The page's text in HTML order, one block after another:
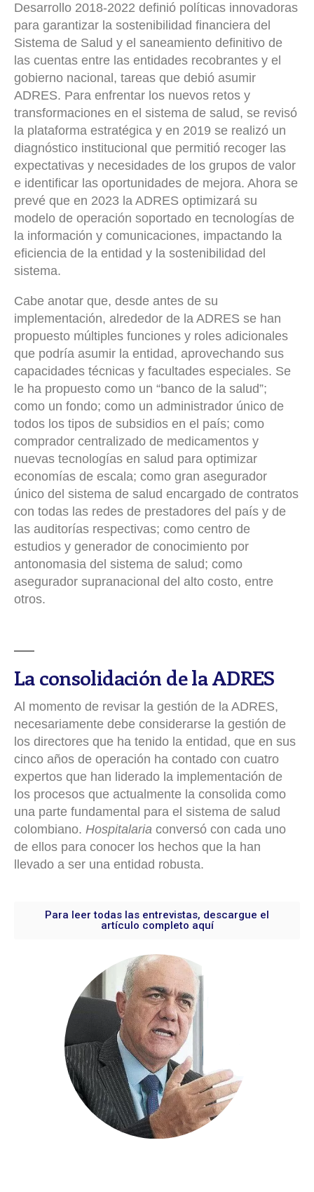
Desarrollo 2018-2022 definió políticas innovadoras
para garantizar la sostenibilidad financiera del
Sistema de Salud y el saneamiento definitivo de
las cuentas entre las entidades recobrantes y el
gobierno nacional, tareas que debió asumir
ADRES. Para enfrentar los nuevos retos y
transformaciones en el sistema de salud, se revisó
la plataforma estratégica y en 2019 se realizó un
diagnóstico institucional que permitió recoger las
expectativas y necesidades de los grupos de valor
e identificar las oportunidades de mejora. Ahora se
prevé que en 2023 la ADRES optimizará su
modelo de operación soportado en tecnologías de
la información y comunicaciones, impactando la
eficiencia de la entidad y la sostenibilidad del
sistema.
Cabe anotar que, desde antes de su
implementación, alrededor de la ADRES se han
propuesto múltiples funciones y roles adicionales
que podría asumir la entidad, aprovechando sus
capacidades técnicas y facultades especiales. Se
le ha propuesto como un “banco de la salud”;
como un fondo; como un administrador único de
todos los tipos de subsidios en el país; como
comprador centralizado de medicamentos y
nuevas tecnologías en salud para optimizar
economías de escala; como gran asegurador
único del sistema de salud encargado de contratos
con todas las redes de prestadores del país y de
las auditorías respectivas; como centro de
estudios y generador de conocimiento por
antonomasia del sistema de salud; como
asegurador supranacional del alto costo, entre
otros.
La consolidación de la ADRES
Al momento de revisar la gestión de la ADRES,
necesariamente debe considerarse la gestión de
los directores que ha tenido la entidad, que en sus
cinco años de operación ha contado con cuatro
expertos que han liderado la implementación de
los procesos que actualmente la consolida como
una parte fundamental para el sistema de salud
colombiano. Hospitalaria conversó con cada uno
de ellos para conocer los hechos que la han
llevado a ser una entidad robusta.
Para leer todas las entrevistas, descargue el
artículo completo aquí